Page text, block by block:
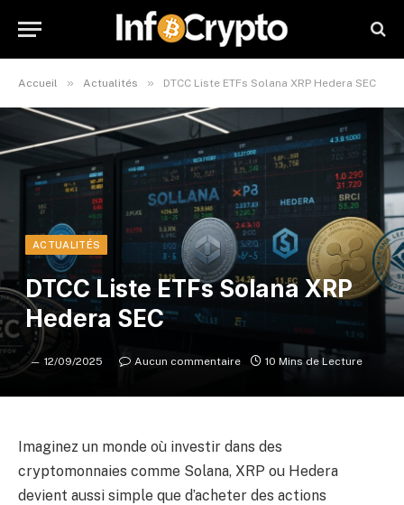
Accueil » Actualités » DTCC Liste ETFs Solana XRP Hedera SEC
ACTUALITÉS
DTCC Liste ETFs Solana XRP
Hedera SEC
12/09/2025 Aucun commentaire 10 Mins de Lecture
Imaginez un monde où investir dans des
cryptomonnaies comme Solana, XRP ou Hedera
devient aussi simple que d’acheter des actions